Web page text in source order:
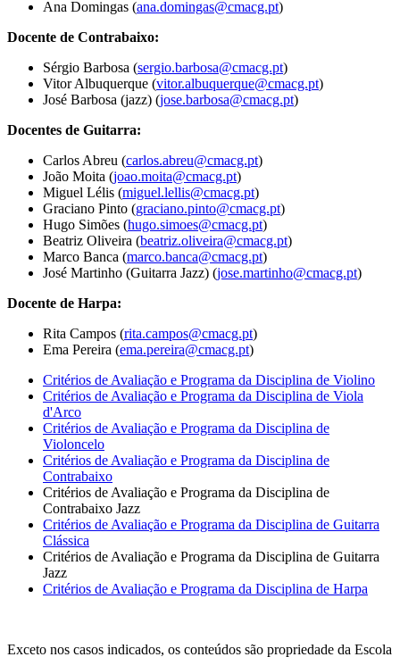
Ana Domingas (ana.domingas@cmacg.pt)
Docente de Contrabaixo:
Sérgio Barbosa (sergio.barbosa@cmacg.pt)
Vitor Albuquerque (vitor.albuquerque@cmacg.pt)
José Barbosa (jazz) (jose.barbosa@cmacg.pt)
Docentes de Guitarra:
Carlos Abreu (carlos.abreu@cmacg.pt)
João Moita (joao.moita@cmacg.pt)
Miguel Lélis (miguel.lellis@cmacg.pt)
Graciano Pinto (graciano.pinto@cmacg.pt)
Hugo Simões (hugo.simoes@cmacg.pt)
Beatriz Oliveira (beatriz.oliveira@cmacg.pt)
Marco Banca (marco.banca@cmacg.pt)
José Martinho (Guitarra Jazz) (jose.martinho@cmacg.pt)
Docente de Harpa:
Rita Campos (rita.campos@cmacg.pt)
Ema Pereira (ema.pereira@cmacg.pt)
Critérios de Avaliação e Programa da Disciplina de Violino
Critérios de Avaliação e Programa da Disciplina de Viola
d'Arco
Critérios de Avaliação e Programa da Disciplina de
Violoncelo
Critérios de Avaliação e Programa da Disciplina de
Contrabaixo
Critérios de Avaliação e Programa da Disciplina de
Contrabaixo Jazz
Critérios de Avaliação e Programa da Disciplina de Guitarra
Clássica
Critérios de Avaliação e Programa da Disciplina de Guitarra
Jazz
Critérios de Avaliação e Programa da Disciplina de Harpa
Exceto nos casos indicados, os conteúdos são propriedade da Escola